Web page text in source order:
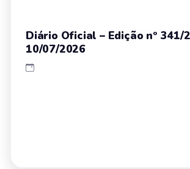
Diário Oficial – Edição nº 341/
10/07/2026